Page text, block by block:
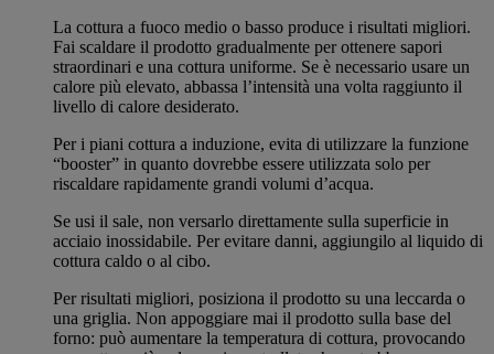
La cottura a fuoco medio o basso produce i risultati migliori.
Fai scaldare il prodotto gradualmente per ottenere sapori
straordinari e una cottura uniforme. Se è necessario usare un
calore più elevato, abbassa l’intensità una volta raggiunto il
livello di calore desiderato.
Per i piani cottura a induzione, evita di utilizzare la funzione
“booster” in quanto dovrebbe essere utilizzata solo per
riscaldare rapidamente grandi volumi d’acqua.
Se usi il sale, non versarlo direttamente sulla superficie in
acciaio inossidabile. Per evitare danni, aggiungilo al liquido di
cottura caldo o al cibo.
Per risultati migliori, posiziona il prodotto su una leccarda o
una griglia. Non appoggiare mai il prodotto sulla base del
forno: può aumentare la temperatura di cottura, provocando